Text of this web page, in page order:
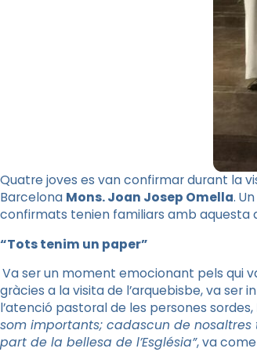
Quatre joves es van confirmar durant la
Barcelona Mons. Joan Josep Omella.
confirmats tenien familiars amb aquesta
“Tots tenim un paper”
Va ser un moment emocionant pels qui
gràcies a la visita de l’arquebisbe, va
l’atenció pastoral de les persones sordes,
som importants; cadascun de
part de la bellesa de l’Església”, va